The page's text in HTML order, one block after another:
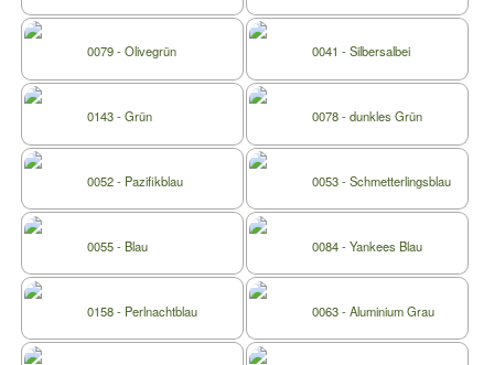
0079 - Olivegrün 0041 - Silbersalbei
0143 - Grün 0078 - dunkles Grün
0052 - Pazifikblau 0053 - Schmetterlingsblau
0055 - Blau 0084 - Yankees Blau
0158 - Perlnachtblau 0063 - Aluminium Grau